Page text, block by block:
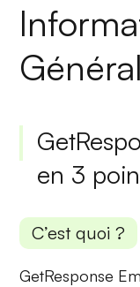
en 3
C’est quoi ?
GetResponse